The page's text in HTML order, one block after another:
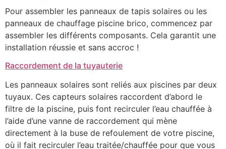
Pour assembler les panneaux de tapis solaires ou les
panneaux de chauffage piscine brico, commencez par
assembler les différents composants. Cela garantit une
installation réussie et sans accroc !
Raccordement de la tuyauterie
Les panneaux solaires sont reliés aux piscines par deux
tuyaux. Ces capteurs solaires raccordent d’abord le
filtre de la piscine, puis font recirculer l’eau chauffée à
l’aide d’une vanne de raccordement qui mène
directement à la buse de refoulement de votre piscine,
où il fait recirculer l’eau traitée/chauffée pour que vous